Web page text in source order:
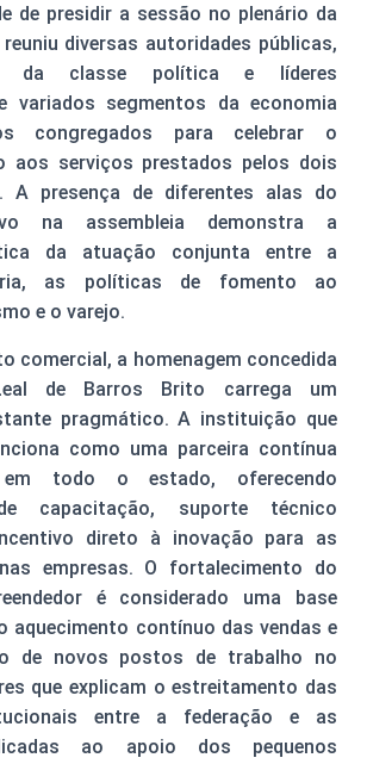
de presidir a sessão no plenário da
diversas autoridades públicas,
da classe política e líderes
variados segmentos da economia
congregados para celebrar o
aos serviços prestados pelos dois
A presença de diferentes alas do
na assembleia demonstra a
da atuação conjunta entre a
as políticas de fomento ao
e o varejo.
comercial, a homenagem concedida
de Barros Brito carrega um
pragmático. A instituição que
como uma parceira contínua
todo o estado, oferecendo
capacitação, suporte técnico
direto à inovação para as
empresas. O fortalecimento do
é considerado uma base
aquecimento contínuo das vendas e
de novos postos de trabalho no
que explicam o estreitamento das
entre a federação e as
ao apoio dos pequenos